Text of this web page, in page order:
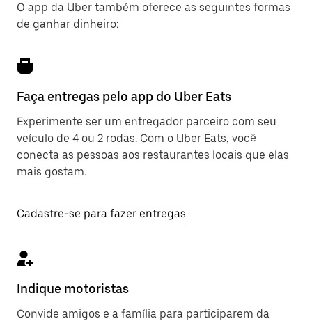
O app da Uber também oferece as seguintes formas
de ganhar dinheiro:
Faça entregas pelo app do Uber Eats
Experimente ser um entregador parceiro com seu
veículo de 4 ou 2 rodas. Com o Uber Eats, você
conecta as pessoas aos restaurantes locais que elas
mais gostam.
Cadastre-se para fazer entregas
Indique motoristas
Convide amigos e a família para participarem da